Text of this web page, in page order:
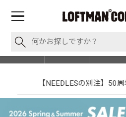
【NEEDLESの別注】50